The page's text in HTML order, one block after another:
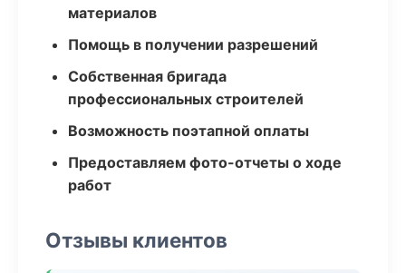
материалов
Помощь в получении разрешений
Собственная бригада
профессиональных строителей
Возможность поэтапной оплаты
Предоставляем фото-отчеты о ходе
работ
Отзывы клиентов